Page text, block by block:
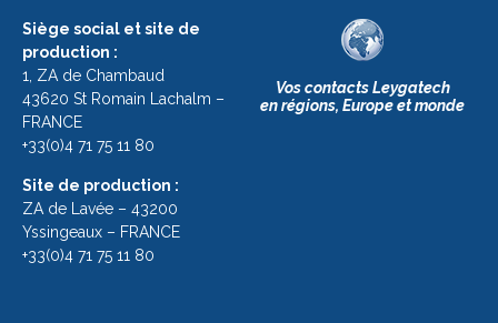
Siège social et site de
production :
1, ZA de Chambaud
43620 St Romain Lachalm –
FRANCE
+33(0)4 71 75 11 80
Site de production :
ZA de Lavée – 43200
Yssingeaux – FRANCE
+33(0)4 71 75 11 80
Vos contacts Leygatech
en régions, Europe et monde